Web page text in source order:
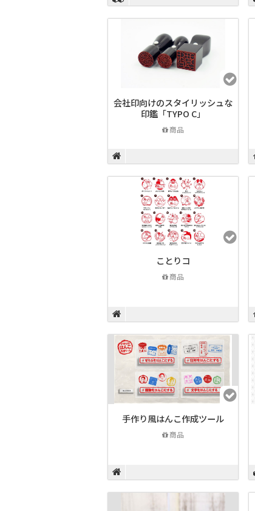
会社印向けのスタイリッシュな
印鑑「TYPO C」
商品
ことりコ
商品
手作り風はんこ作成ツール
商品